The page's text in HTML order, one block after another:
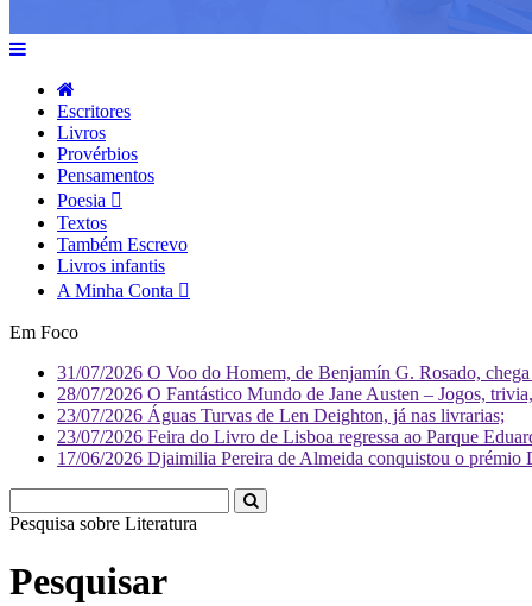
Escritores
Livros
Provérbios
Pensamentos
Poesia
Textos
Também Escrevo
Livros infantis
A Minha Conta
Em Foco
31/07/2026 O Voo do Homem, de Benjamín G. Rosado,
28/07/2026 O Fantástico Mundo de Jane Austen – Jogos,
23/07/2026 Águas Turvas de Len Deighton, já nas livrarias;
23/07/2026 Feira do Livro de Lisboa regressa ao Parque
17/06/2026 Djaimilia Pereira de Almeida conquistou o
Pesquisa sobre Literatura
Pesquisar